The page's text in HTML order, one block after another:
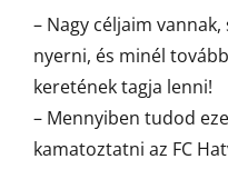
– Nagy céljaim
nyerni, és minél
keretének tagja lenni!
– Mennyiben tudod
kamatoztatni az FC